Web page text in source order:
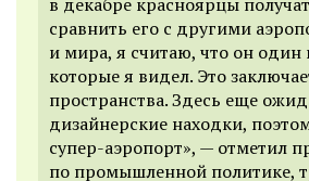
сравнить его с другими
и мира, я считаю, что он один
которые я видел. Это
пространства. Здесь еще
дизайнерские находки,
супер-аэропорт», — отметил
по промышленной политике,